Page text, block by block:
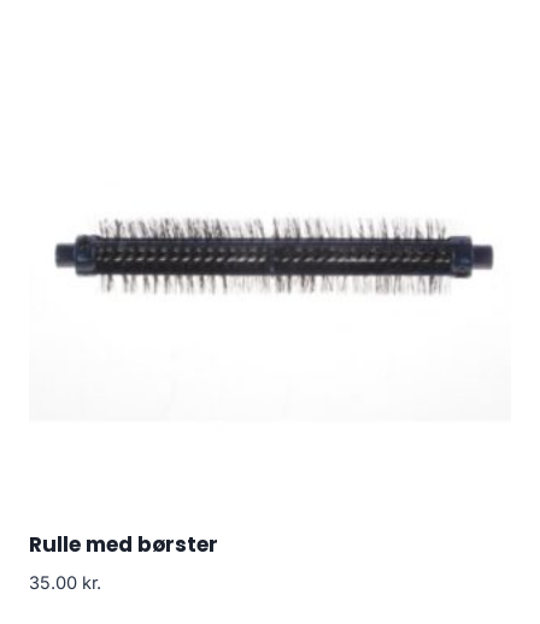
Rulle med børster
35.00 kr.